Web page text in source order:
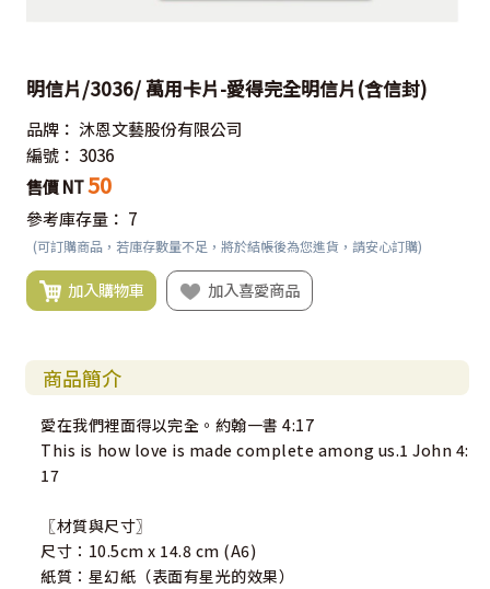
明信片/3036/ 萬用卡片-愛得完全明信片(含信封)
品牌： 沐恩文藝股份有限公司
編號： 3036
售價 NT50
參考庫存量： 7
(可訂購商品，若庫存數量不足，將於結帳後為您進貨，請安心訂購)
加入購物車 加入喜愛商品
商品簡介
愛在我們裡面得以完全。約翰一書 4:17
This is how love is made complete among us.1 John 4:
17
〖材質與尺寸〗
尺寸：10.5cm x 14.8 cm (A6)
紙質：星幻紙（表面有星光的效果）